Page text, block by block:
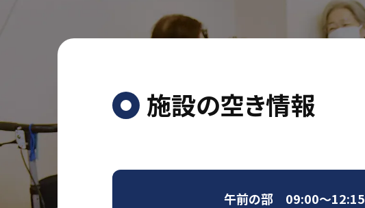
施設の空き情報
午前の部 09:00～12:15